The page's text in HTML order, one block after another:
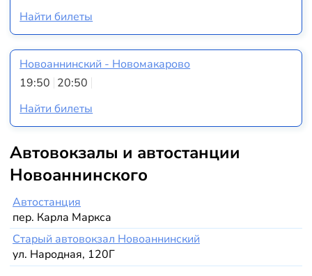
Найти билеты
Новоаннинский - Новомакарово
19:50 20:50
Найти билеты
Автовокзалы и автостанции
Новоаннинского
Автостанция
пер. Карла Маркса
Старый автовокзал Новоаннинский
ул. Народная, 120Г